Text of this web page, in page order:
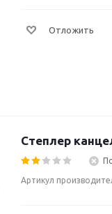
Отложить
Степлер
Артикул